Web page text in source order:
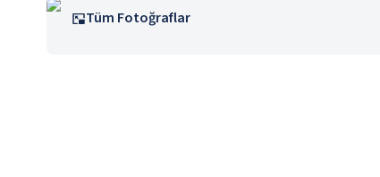
Tüm Fotoğraflar